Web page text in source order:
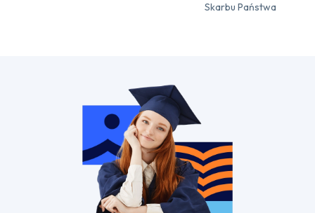
Skarbu Państwa